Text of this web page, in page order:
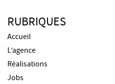
RUBRIQUES
Accueil
L’agence
Réalisations
Jobs